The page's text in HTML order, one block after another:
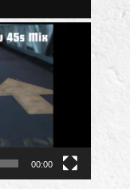
00:00